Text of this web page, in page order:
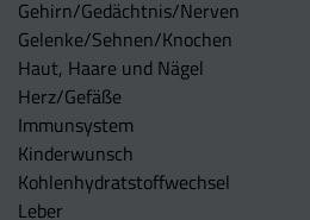
Gehirn/Gedächtnis/Nerven
Gelenke/Sehnen/Knochen
Haut, Haare und Nägel
Herz/Gefäße
Immunsystem
Kinderwunsch
Kohlenhydratstoffwechsel
Leber